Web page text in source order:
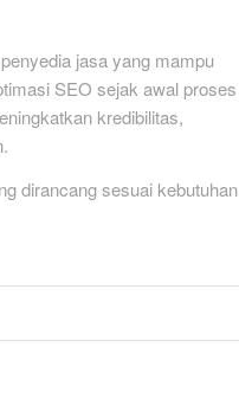
jasa yang mampu
SEO sejak awal proses
kredibilitas,
dirancang sesuai kebutuhan